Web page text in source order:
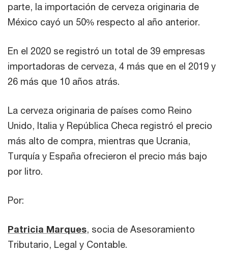
parte, la importación de cerveza originaria de
México cayó un 50% respecto al año anterior.
En el 2020 se registró un total de 39 empresas
importadoras de cerveza, 4 más que en el 2019 y
26 más que 10 años atrás.
La cerveza originaria de países como Reino
Unido, Italia y República Checa registró el precio
más alto de compra, mientras que Ucrania,
Turquía y España ofrecieron el precio más bajo
por litro.
Por:
Patricia Marques, socia de Asesoramiento
Tributario, Legal y Contable.